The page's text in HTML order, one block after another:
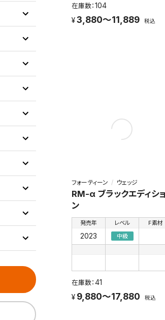
104
3,880～11,889 税込
フォーティーン ウェッジ
RM-α ブラックエディショ
ン
発売年
2023
レベル
中級
F素材
41
9,880～17,880 税込